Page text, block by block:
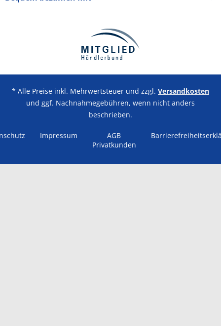
* Alle Preise inkl. Mehrwertsteuer und zzgl. Versandkosten
und ggf. Nachnahmegebühren, wenn nicht anders
beschrieben.
Impressum
AGB
Privatkunden